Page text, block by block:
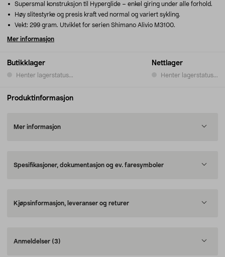
Butikklager
Henter lagerstatus...
Nettlager
Henter lagerstatus...
Supersmal konstruksjon til Hyperglide – enkel giring under alle forhold.
Høy slitestyrke og presis kraft ved normal og variert sykling.
Vekt: 299 gram. Utviklet for serien Shimano Alivio M3100.
Mer informasjon
Produktinformasjon
Mer informasjon
Spesifikasjoner, dokumentasjon og ev. faresymboler
Kjøpsinformasjon, leveranser og returer
Anmeldelser (3)